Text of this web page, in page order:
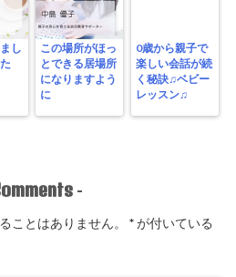
し
この場所がほっ
とできる居場所
になりますよう
に
0歳から親子で
楽しい会話が続
く秘訣♫ベビー
レッスン♫
-
ことはありません。 *が付いている